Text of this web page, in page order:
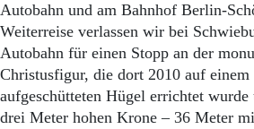
Autobahn und am Bahnhof Berlin-
Weiterreise verlassen wir bei
Autobahn für einen Stopp an der
Christusfigur, die dort 2010 auf
aufgeschütteten Hügel errichtet
drei Meter hohen Krone – 36 Meter